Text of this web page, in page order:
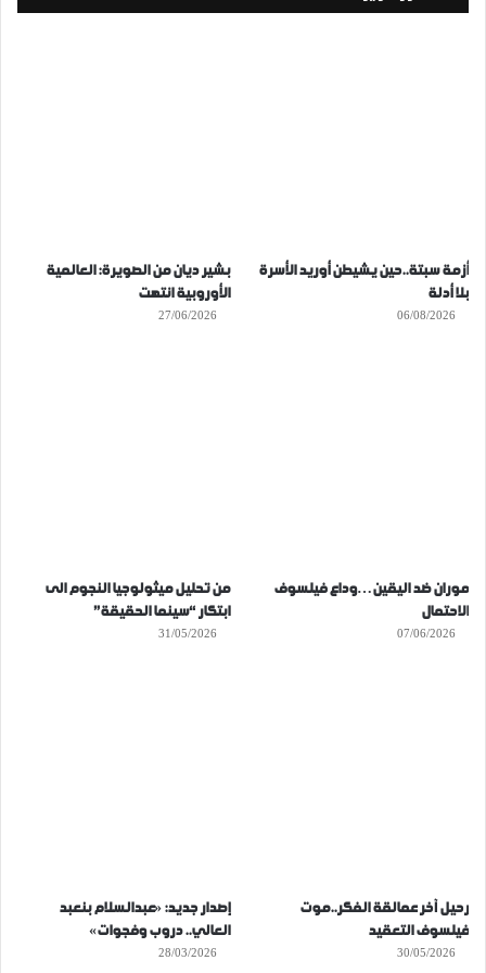
أزمة سبتة..حين يشيطن أوريد الأسرة
بلا أدلة
06/08/2026
بشير ديان من الصويرة: العالمية
الأوروبية انتهت
27/06/2026
موران ضد اليقين…وداع فيلسوف
الاحتمال
07/06/2026
من تحليل ميثولوجيا النجوم الى
ابتكار “سينما الحقيقة”
31/05/2026
رحيل آخر عمالقة الفكر..موت
فيلسوف التعقيد
30/05/2026
إصدار جديد: «عبدالسلام بنعبد
العالي.. دروب وفجوات»
28/03/2026